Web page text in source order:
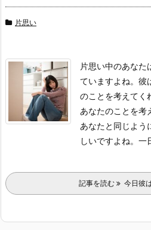
片思い
片思い中のあなた
ていますよね。彼
のことを考えてく
あなたのことを考
あなたと同じよう
しいですよね。一
記事を読む 今日彼